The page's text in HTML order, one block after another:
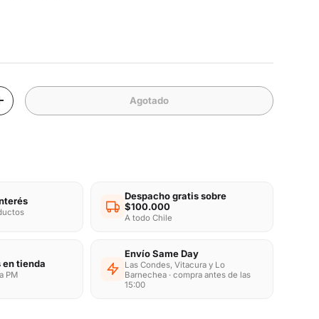
la cantidad Agotado
Despacho gratis sobre
$100.000
A todo Chile
en tienda
PM
Envío Same Day
Las Condes, Vitacura y Lo
Barnechea · compra antes de las
15:00